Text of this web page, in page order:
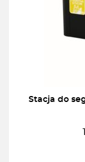
Stacja do